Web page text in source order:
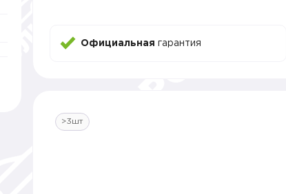
Официальная гарантия
>3шт